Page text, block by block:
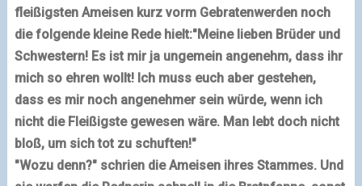
fleißigsten Ameisen kurz vorm Gebratenwerden noch
die folgende kleine Rede hielt:"Meine lieben Brüder und
Schwestern! Es ist mir ja ungemein angenehm, dass ihr
mich so ehren wollt! Ich muss euch aber gestehen,
dass es mir noch angenehmer sein würde, wenn ich
nicht die Fleißigste gewesen wäre. Man lebt doch nicht
bloß, um sich tot zu schuften!"
"Wozu denn?" schrien die Ameisen ihres Stammes. Und